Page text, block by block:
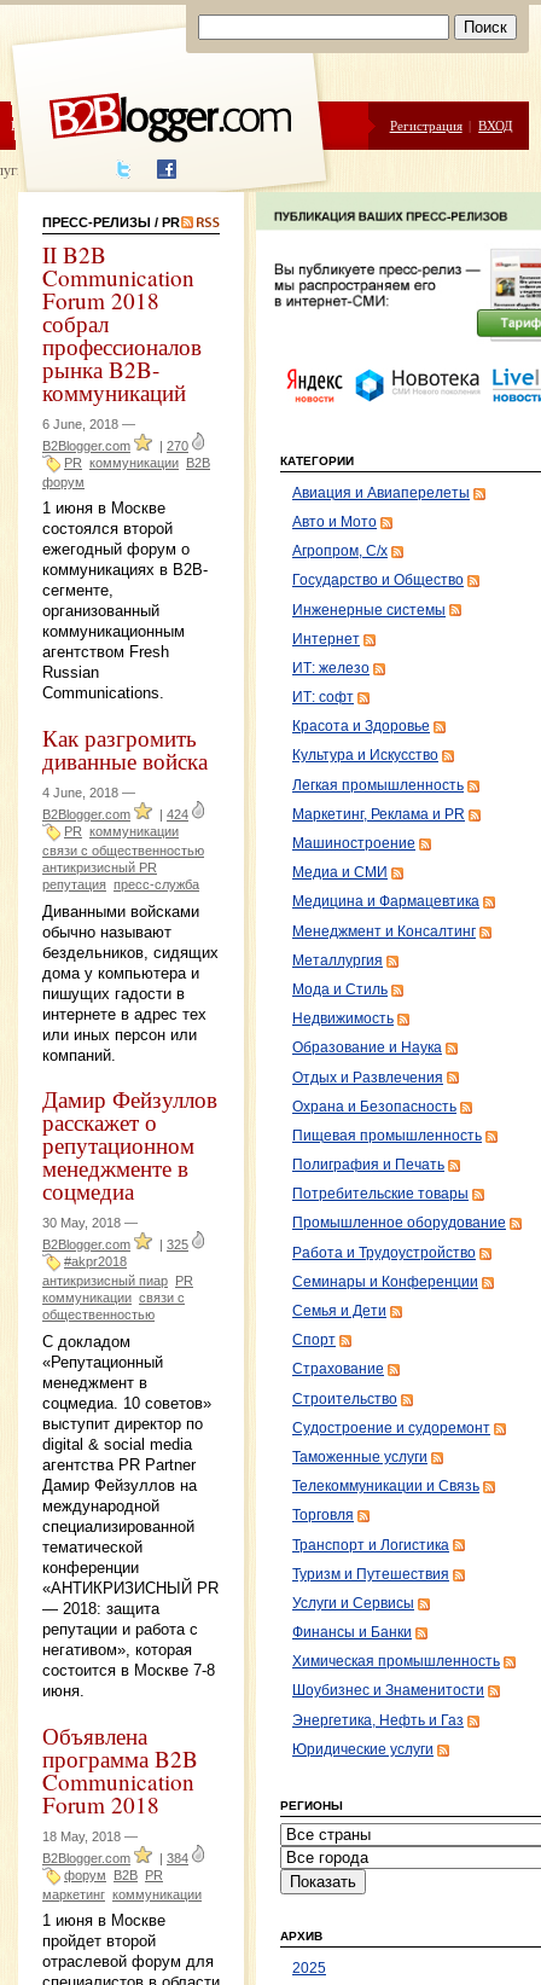
ЦЕНЫ ПОМОЩЬ Регистрация | ВХОД
написания
ПРЕСС-РЕЛИЗЫ / PR
II B2B
Communication
Forum 2018
собрал
профессионалов
рынка B2B-
коммуникаций
6 June, 2018 —
B2Blogger.com
| 270
PR коммуникации B2B
форум
1 июня в Москве
состоялся второй
ежегодный форум о
коммуникациях в B2B-
сегменте,
организованный
коммуникационным
агентством Fresh
Russian
Communications.
Как разгромить
диванные войска
4 June, 2018 —
B2Blogger.com
| 424
PR коммуникации
связи с общественностью
антикризисный PR
репутация пресс-служба
Диванными войсками
обычно называют
бездельников, сидящих
дома у компьютера и
пишущих гадости в
интернете в адрес тех
или иных персон или
компаний.
Дамир Фейзуллов
расскажет о
репутационном
менеджменте в
соцмедиа
30 May, 2018 —
B2Blogger.com
325
#akpr2018
антикризисный пиар
PR
коммуникации связи с
общественностью
С докладом
«Репутационный
менеджмент в
соцмедиа. 10 советов»
выступит директор по
digital & social media
агентства PR Partner
Дамир Фейзуллов на
международной
специализированной
тематической
конференции
«АНТИКРИЗИСНЫЙ PR
— 2018: защита
репутации и работа с
негативом», которая
состоится в Москве 7-8
июня.
Объявлена
программа B2B
Communication
Forum 2018
18 May, 2018 —
B2Blogger.com
| 384
форум
B2B PR
маркетинг коммуникации
1 июня в Москве
пройдет второй
отраслевой форум для
КАТЕГОРИИ
Авиация и Авиаперелеты
Авто и Мото
Агропром, С/х
Государство и Общество
Инженерные системы
Интернет
ИТ: железо
ИТ: софт
Красота и Здоровье
Культура и Искусство
Легкая промышленность
Маркетинг, Реклама и PR
Машиностроение
Медиа и СМИ
Медицина и Фармацевтика
Менеджмент и Консалтинг
Металлургия
Мода и Стиль
Недвижимость
Образование и Наука
Отдых и Развлечения
Охрана и Безопасность
Пищевая промышленность
Полиграфия и Печать
Потребительские товары
Промышленное оборудование
Работа и Трудоустройство
Семинары и Конференции
Семья и Дети
Спорт
Страхование
Строительство
Судостроение и судоремонт
Таможенные услуги
Телекоммуникации и Связь
Торговля
Транспорт и Логистика
Туризм и Путешествия
Услуги и Сервисы
Финансы и Банки
Химическая промышленность
Шоубизнес и Знаменитости
Энергетика, Нефть и Газ
Юридические услуги
РЕГИОНЫ
АРХИВ
2025